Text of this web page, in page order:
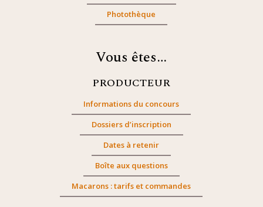
Photothèque
Vous êtes…
PRODUCTEUR
Informations du concours
Dossiers d’inscription
Dates à retenir
Boîte aux questions
Macarons : tarifs et commandes